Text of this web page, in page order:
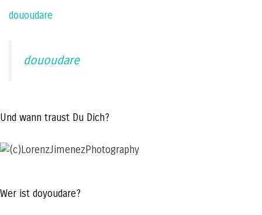
dououdare
dououdare
Und wann traust Du Dich?
Wer ist doyoudare?